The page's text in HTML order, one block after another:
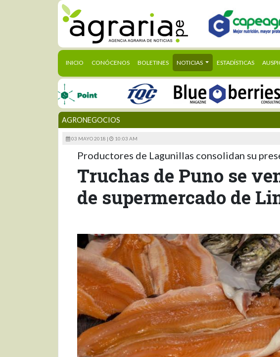
INICIO (CURRENT)
CONÓCENOS BOLETINES NOTICIAS ESTADÍSTICAS
AGRONEGOCIOS
03 MAYO 2018 | 10:03 AM
Productores de Lagunillas consolidan su
Truchas de Puno se
de supermercado de